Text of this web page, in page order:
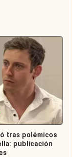
tras polémicos
publicación